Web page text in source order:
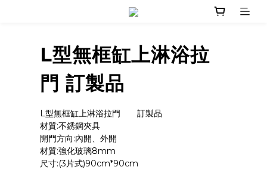
L型無框缸上淋浴拉
門 訂製品
L型無框缸上淋浴拉門       訂製品
材質:不銹鋼夾具
開門方向:內開、外開
材質:強化玻璃8mm
尺寸:(3片式)90cm*90cm